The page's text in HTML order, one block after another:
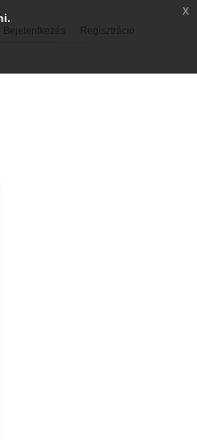
Bejelentkezés Regisztráció
x